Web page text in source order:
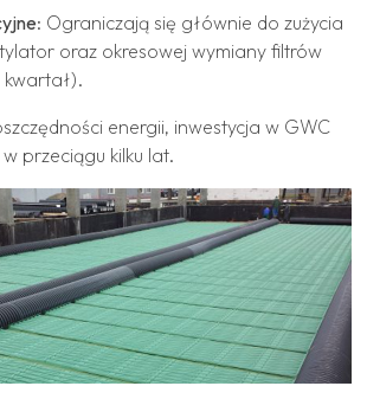
: Ograniczają się głównie do zużycia
oraz okresowej wymiany filtrów
energii, inwestycja w GWC
przeciągu kilku lat.